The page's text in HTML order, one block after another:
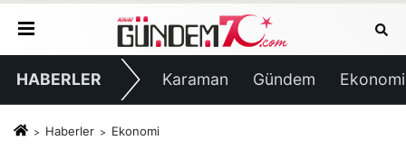
HABERLER Karaman Gündem Ekonomi
Haberler Ekonomi